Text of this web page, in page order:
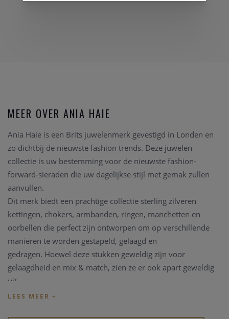
MEER OVER ANIA HAIE
Ania Haie is een Brits juwelenmerk gevestigd in Londen en
zo dichtbij de nieuwste fashion trends. Deze juwelen
collectie is uw bestemming voor de nieuwste fashion-
forward-sieraden die uw dagelijkse stijl met gemak zullen
aanvullen.
Dit merk biedt een prachtige collectie sterling zilveren
kettingen, chokers, armbanden, ringen, manchetten en
oorbellen die perfect zijn ontworpen om op verschillende
manieren te worden gestapeld, gelaagd en
gedragen. Hoewel deze stukken geweldig zijn voor
gelaagdheid en mix & match, zien ze er ook apart geweldig
uit.
Elk juweel is toegankelijk, trendy en altijd moeiteloos chic.